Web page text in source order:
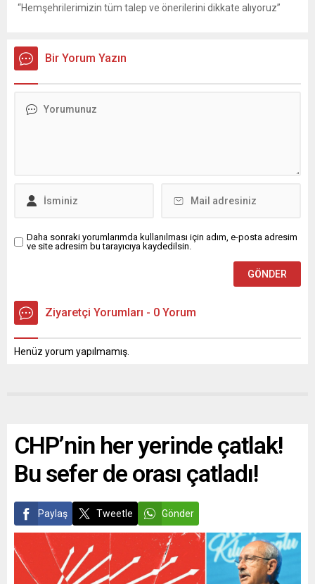
“Hemşehrilerimizin tüm talep ve önerilerini dikkate alıyoruz”
sohbet eden, onların talep ve önerileri dinleyen Başkan İhsan
Kurnaz, gelen taleplerin çözümü için...
Bir Yorum Yazın
Daha sonraki yorumlarımda kullanılması için adım, e-posta adresim
ve site adresim bu tarayıcıya kaydedilsin.
Ziyaretçi Yorumları - 0 Yorum
Henüz yorum yapılmamış.
CHP’nin her yerinde çatlak!
Bu sefer de orası çatladı!
Paylaş Tweetle Gönder